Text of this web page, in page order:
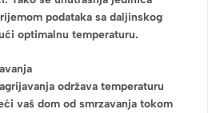
podataka sa daljinskog
optimalnu temperaturu.
održava temperaturu
vaš dom od smrzavanja tokom